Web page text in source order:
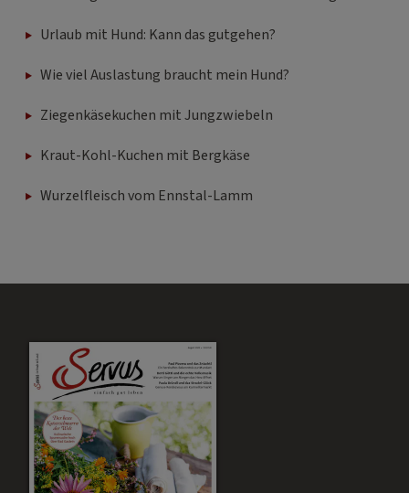
Urlaub mit Hund: Kann das gutgehen?
Wie viel Auslastung braucht mein Hund?
Ziegenkäsekuchen mit Jungzwiebeln
Kraut-Kohl-Kuchen mit Bergkäse
Wurzelfleisch vom Ennstal-Lamm